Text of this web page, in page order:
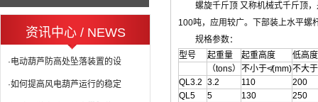
资讯中心 / NEWS
·电动葫芦防高处坠落装置的设
·如何提高风电葫芦运行的稳定
螺旋千斤顶 又称机械式千斤顶
100吨，应用较广。下部装上水平螺
规格参数：
型号
起重量 起重高度
低高度
（tons） 不小于≮(mm)不大
QL3.2 3.2 110
200
QL5
5 130
250